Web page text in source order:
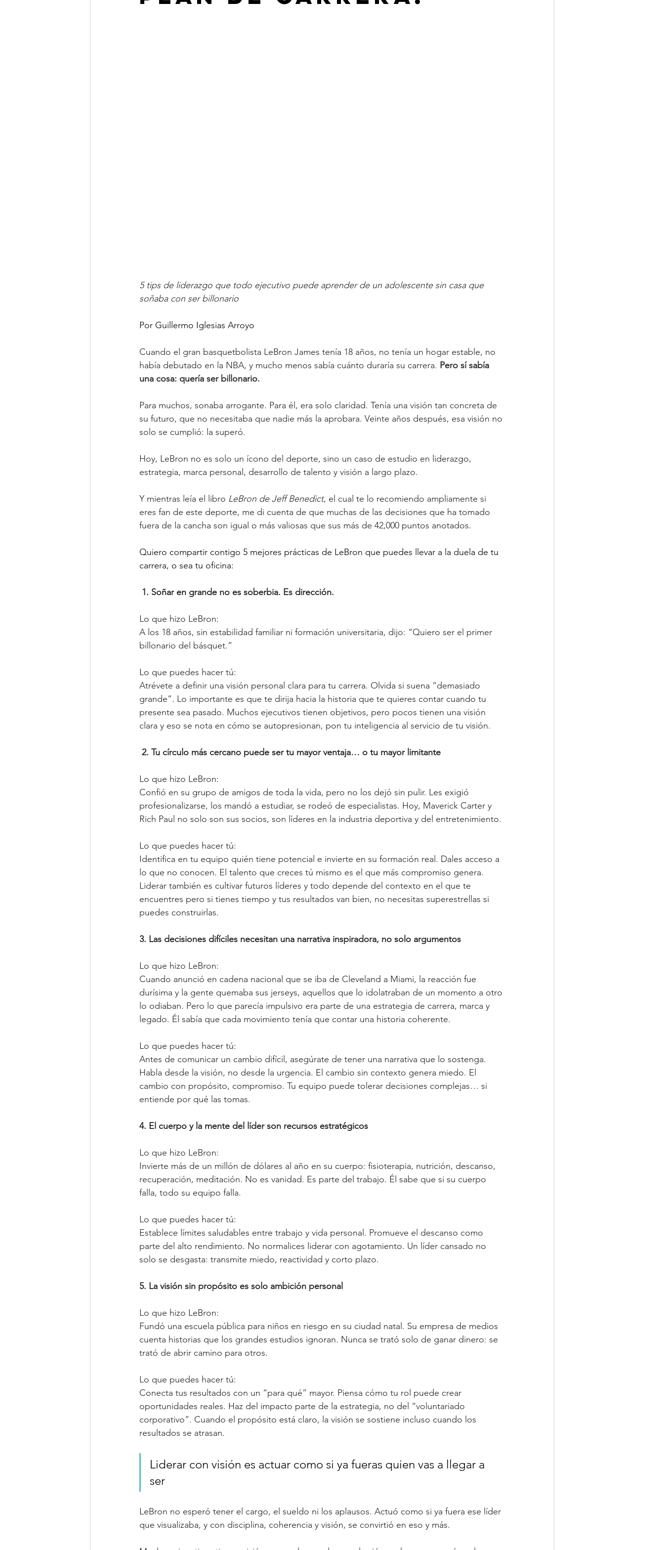
5 tips de liderazgo que todo ejecutivo puede aprender de un adolescente sin casa que
soñaba con ser billonario
Por Guillermo Iglesias Arroyo
Cuando el gran basquetbolista LeBron James tenía 18 años, no tenía un hogar estable, no
había debutado en la NBA, y mucho menos sabía cuánto duraría su carrera. Pero sí sabía
una cosa: quería ser billonario.
Para muchos, sonaba arrogante. Para él, era solo claridad. Tenía una visión tan concreta de
su futuro, que no necesitaba que nadie más la aprobara. Veinte años después, esa visión no
solo se cumplió: la superó.
Hoy, LeBron no es solo un ícono del deporte, sino un caso de estudio en liderazgo,
estrategia, marca personal, desarrollo de talento y visión a largo plazo.
Y mientras leía el libro LeBron de Jeff Benedict, el cual te lo recomiendo ampliamente si
eres fan de este deporte, me di cuenta de que muchas de las decisiones que ha tomado
fuera de la cancha son igual o más valiosas que sus más de 42,000 puntos anotados.
Quiero compartir contigo 5 mejores prácticas de LeBron que puedes llevar a la duela de tu
carrera, o sea tu oficina:
1. Soñar en grande no es soberbia. Es dirección.
Lo que hizo LeBron:
A los 18 años, sin estabilidad familiar ni formación universitaria, dijo: “Quiero ser el primer
billonario del básquet.”
Lo que puedes hacer tú:
Atrévete a definir una visión personal clara para tu carrera. Olvida si suena “demasiado
grande”. Lo importante es que te dirija hacia la historia que te quieres contar cuando tu
presente sea pasado. Muchos ejecutivos tienen objetivos, pero pocos tienen una visión
clara y eso se nota en cómo se autopresionan, pon tu inteligencia al servicio de tu visión.
2. Tu círculo más cercano puede ser tu mayor ventaja… o tu mayor limitante
Lo que hizo LeBron:
Confió en su grupo de amigos de toda la vida, pero no los dejó sin pulir. Les exigió
profesionalizarse, los mandó a estudiar, se rodeó de especialistas. Hoy, Maverick Carter y
Rich Paul no solo son sus socios, son líderes en la industria deportiva y del entretenimiento.
Lo que puedes hacer tú:
Identifica en tu equipo quién tiene potencial e invierte en su formación real. Dales acceso a
lo que no conocen. El talento que creces tú mismo es el que más compromiso genera.
Liderar también es cultivar futuros líderes y todo depende del contexto en el que te
encuentres pero si tienes tiempo y tus resultados van bien, no necesitas superestrellas si
puedes construirlas.
3. Las decisiones difíciles necesitan una narrativa inspiradora, no solo argumentos
Lo que hizo LeBron:
Cuando anunció en cadena nacional que se iba de Cleveland a Miami, la reacción fue
durísima y la gente quemaba sus jerseys, aquellos que lo idolatraban de un momento a otro
lo odiaban. Pero lo que parecía impulsivo era parte de una estrategia de carrera, marca y
legado. Él sabía que cada movimiento tenía que contar una historia coherente.
Lo que puedes hacer tú:
Antes de comunicar un cambio difícil, asegúrate de tener una narrativa que lo sostenga.
Habla desde la visión, no desde la urgencia. El cambio sin contexto genera miedo. El
cambio con propósito, compromiso. Tu equipo puede tolerar decisiones complejas… si
entiende por qué las tomas.
4. El cuerpo y la mente del líder son recursos estratégicos
Lo que hizo LeBron:
Invierte más de un millón de dólares al año en su cuerpo: fisioterapia, nutrición, descanso,
recuperación, meditación. No es vanidad. Es parte del trabajo. Él sabe que si su cuerpo
falla, todo su equipo falla.
Lo que puedes hacer tú:
Establece límites saludables entre trabajo y vida personal. Promueve el descanso como
parte del alto rendimiento. No normalices liderar con agotamiento. Un líder cansado no
solo se desgasta: transmite miedo, reactividad y corto plazo.
5. La visión sin propósito es solo ambición personal
Lo que hizo LeBron:
Fundó una escuela pública para niños en riesgo en su ciudad natal. Su empresa de medios
cuenta historias que los grandes estudios ignoran. Nunca se trató solo de ganar dinero: se
trató de abrir camino para otros.
Lo que puedes hacer tú:
Conecta tus resultados con un “para qué” mayor. Piensa cómo tu rol puede crear
oportunidades reales. Haz del impacto parte de la estrategia, no del “voluntariado
corporativo”. Cuando el propósito está claro, la visión se sostiene incluso cuando los
resultados se atrasan.
Liderar con visión es actuar como si ya fueras quien vas a llegar a
ser
LeBron no esperó tener el cargo, el sueldo ni los aplausos. Actuó como si ya fuera ese líder
que visualizaba, y con disciplina, coherencia y visión, se convirtió en eso y más.